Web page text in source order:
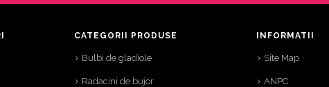
CATEGORII PRODUSE
Bulbi de gladiole
Radacini de bujor
INFORMATII
Site Map
ANPC